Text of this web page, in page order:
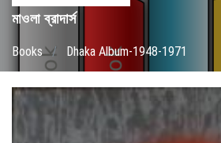
মাওলা ব্রাদার্স
Books / Dhaka Album-1948-1971